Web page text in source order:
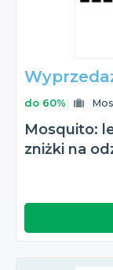
do 60%
Mosquito:
zniżki na